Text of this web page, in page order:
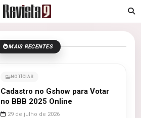
MAIS RECENTES
NOTÍCIAS
Cadastro no Gshow para Votar
no BBB 2025 Online
29 de julho de 2026